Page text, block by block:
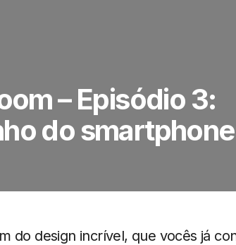
– Episódio 3:
do smartphone
do design incrível, que vocês já